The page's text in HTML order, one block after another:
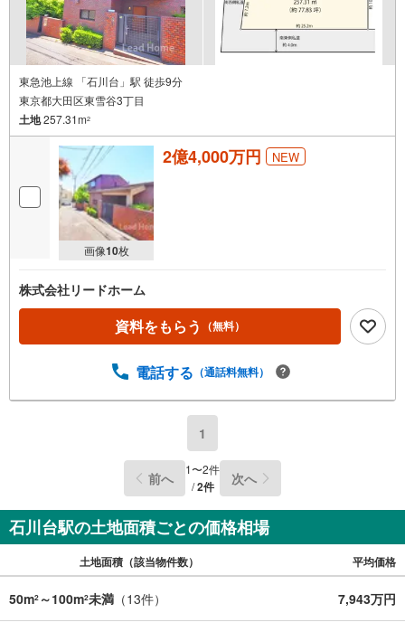
東急池上線 「石川台」駅 徒歩9分
東京都大田区東雪谷3丁目
土地257.31m2
画像10枚
2億4,000万円 NEW
株式会社リードホーム
資料をもらう （無料）
電話する （通話料無料）
1
前へ 1〜2件
/2件 次へ
石川台駅の土地面積ごとの価格相場
土地面積（該当物件数） 平均価格
50m2 ～100m2未満 （13件） 7,943万円